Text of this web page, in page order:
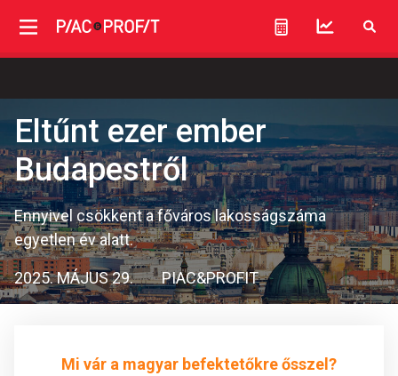
Eltűnt ezer ember
Budapestről
Ennyivel csökkent a főváros lakosságszáma
egyetlen év alatt.
2025. MÁJUS 29. PIAC&PROFIT
Mi vár a magyar befektetőkre ősszel?